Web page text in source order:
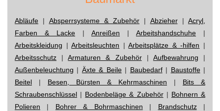
Abläufe | Absperrsysteme & Zubehör | Abzieher| Acryl,
Farben & Lacke | Anreißen | Arbeitshandschuhe |
Arbeitskleidung |Arbeitsleuchten |Arbeitsplätze & -hilfen |
Arbeitsschutz |Armaturen & Zubehör| Aufbewahrung |
Außenbeleuchtung | Äxte & Beile| Baubedarf| Baustoffe|
Beitel | Besen, Bürsten & Kehrmaschinen | Bits &
Schraubenschlüssel | Bodenbeläge & Zubehör| Bohnern &
Polieren | Bohrer & Bohrmaschinen | Brandschutz|